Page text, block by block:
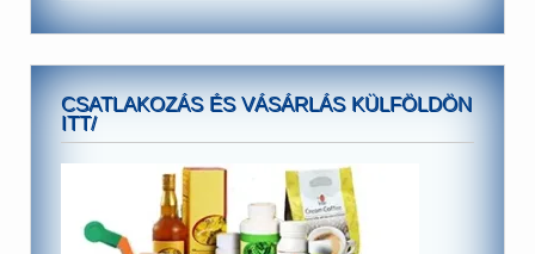
CSATLAKOZÁS ÉS VÁSÁRLÁS KÜLFÖLDÖN
ITT/